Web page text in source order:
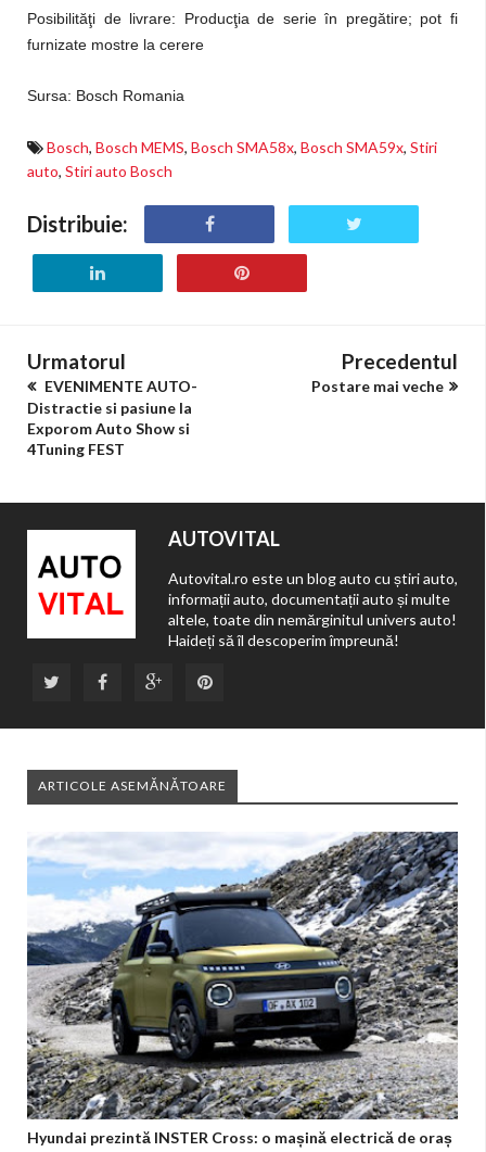
Posibilităţi de livrare: Producţia de serie în pregătire; pot fi
furnizate mostre la cerere
Sursa: Bosch Romania
Bosch, Bosch MEMS, Bosch SMA58x, Bosch SMA59x, Stiri
auto, Stiri auto Bosch
Distribuie:
Urmatorul
EVENIMENTE AUTO-
Distractie si pasiune la
Exporom Auto Show si
4Tuning FEST
Precedentul
Postare mai veche
AUTOVITAL
Autovital.ro este un blog auto cu știri auto,
informații auto, documentații auto și multe
altele, toate din nemărginitul univers auto!
Haideți să îl descoperim împreună!
ARTICOLE ASEMĂNĂTOARE
Hyundai prezintă INSTER Cross: o mașină electrică de oraș